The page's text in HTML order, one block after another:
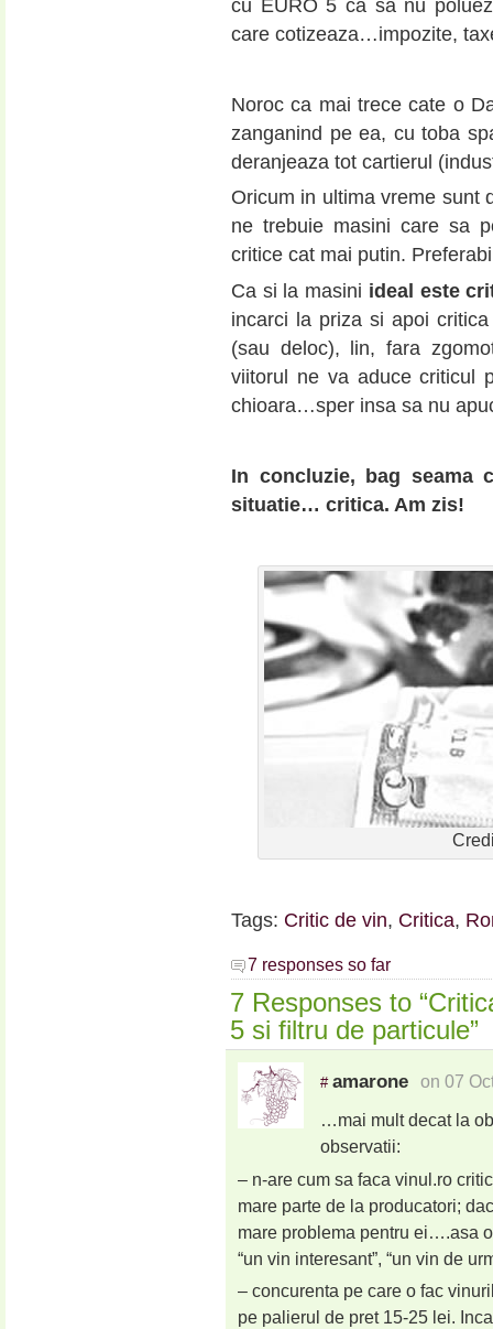
cu EURO 5 ca sa nu
care cotizeaza…impozite,
Noroc ca mai trece cate o
zanganind pe ea, cu toba
deranjeaza tot cartierul
Oricum in ultima vreme sunt
ne trebuie masini care sa
critice cat mai putin.
Ca si la masini ideal este
incarci la priza si apoi
(sau deloc), lin, fara
viitorul ne va aduce criticul
chioara…sper insa sa nu
In concluzie, bag
situatie… critica. Am zis!
Tags: Critic de vin, Critica,
7 responses so far
7 Responses to
5 si filtru de particule”
# amarone on 07
…mai mult decat la
observatii:
– n-are cum sa faca vinul.ro
mare parte de la producatori;
mare problema pentru ei….asa
“un vin interesant”, “un vin de
– concurenta pe care o fac
pe palierul de pret 15-25 lei.